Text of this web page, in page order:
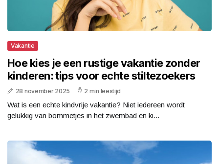
Vakantie
Hoe kies je een rustige vakantie zonder
kinderen: tips voor echte stiltezoekers
28 november 2025 2 min leestijd
Wat is een echte kindvrije vakantie? Niet iedereen wordt
gelukkig van bommetjes in het zwembad en ki...